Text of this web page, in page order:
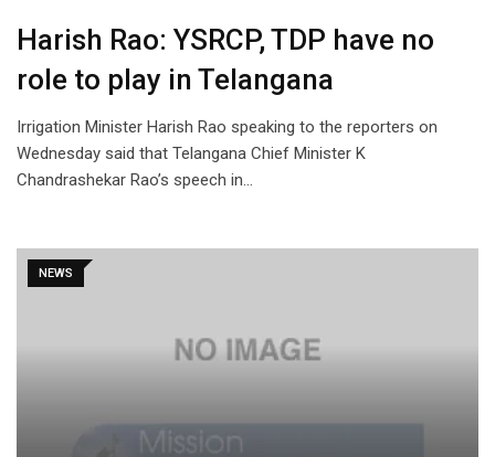
Harish Rao: YSRCP, TDP have no
role to play in Telangana
Irrigation Minister Harish Rao speaking to the reporters on
Wednesday said that Telangana Chief Minister K
Chandrashekar Rao’s speech in…
NEWS